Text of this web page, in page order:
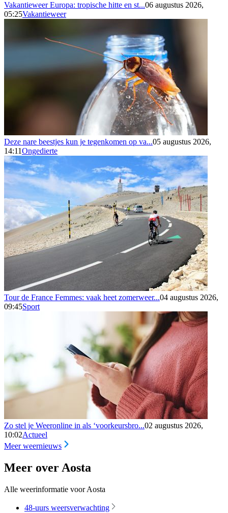
Vakantieweer Europa: tropische hitte en st...06 augustus 2026,
05:25Vakantieweer
Deze nare beestjes kun je tegenkomen op va...05 augustus 2026,
14:11Ongedierte
Tour de France Femmes: vaak heet zomerweer...04 augustus 2026,
09:45Sport
Zo stel je Weeronline in als ‘voorkeursbro...02 augustus 2026,
10:02Actueel
Meer weernieuws
Meer over Aosta
Alle weerinformatie voor Aosta
48-uurs weersverwachting